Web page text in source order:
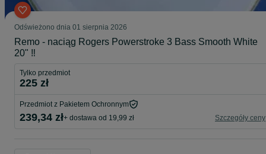
Odświeżono dnia 01 sierpnia 2026
Remo - naciąg Rogers Powerstroke 3 Bass Smooth White
20" ‼️
Tylko przedmiot
225 zł
Przedmiot z Pakietem Ochronnym
239,34 zł+ dostawa od 19,99 zł Szczegóły ceny